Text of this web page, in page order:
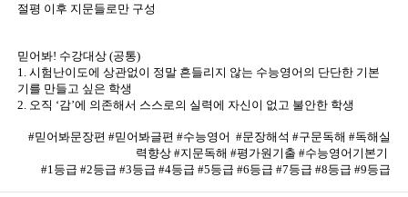
절평 이후 지문들로만 구성
믿어봐! 수강대상 (공통)
1. 시험난이도에 상관없이 정말 흔들리지 않는 수능영어의 단단한 기본
기를 만들고 싶은 학생
2. 오직 ‘감’에 의존해서 스스로의 실력에 자신이 없고 불안한 학생
#믿어봐문장편 #믿어봐글편 #수능영어 #문장해석 #구문독해 #독해실
력향상 #지문독해 #평가원기출 #수능영어기본기
#1등급 #2등급 #3등급 #4등급 #5등급 #6등급 #7등급 #8등급 #9등급